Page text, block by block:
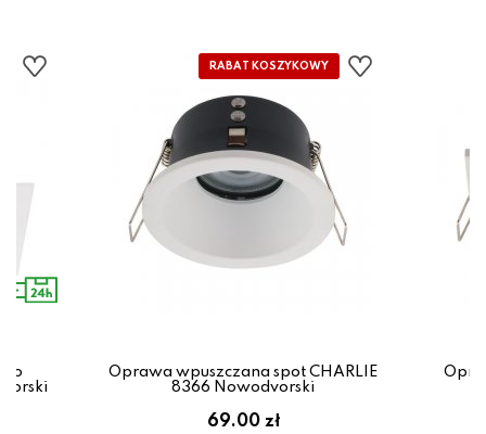
Oprawa wpuszczana spot CHARLIE
8366 Nowodvorski
69.00 zł